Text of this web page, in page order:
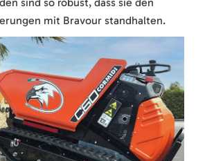
mit Bravour standhalten.